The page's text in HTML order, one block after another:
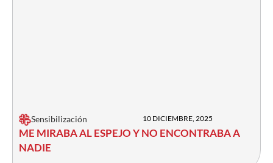
Sensibilización 10 DICIEMBRE, 2025
ME MIRABA AL ESPEJO Y NO ENCONTRABA A
NADIE